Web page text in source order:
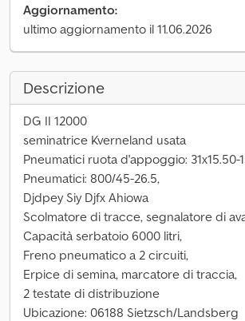
Aggiornamento:
ultimo aggiornamento il 11.06.2026
Descrizione
DG II 12000
seminatrice Kverneland usata
Pneumatici ruota d'appoggio: 31x15.50-
Pneumatici: 800/45-26.5,
Djdpey Siy Djfx Ahiowa
Scolmatore di tracce, segnalatore di
Capacità serbatoio 6000 litri,
Freno pneumatico a 2 circuiti,
Erpice di semina, marcatore di traccia,
2 testate di distribuzione
Ubicazione: 06188 Sietzsch/Landsberg